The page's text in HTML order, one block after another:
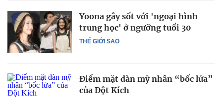
THẾ GIỚI SAO
Yoona gây sốt với 'ngoại hình
trung học' ở ngưỡng tuổi 30
Điểm mặt dàn mỹ nhân “bốc lửa”
của Đột Kích